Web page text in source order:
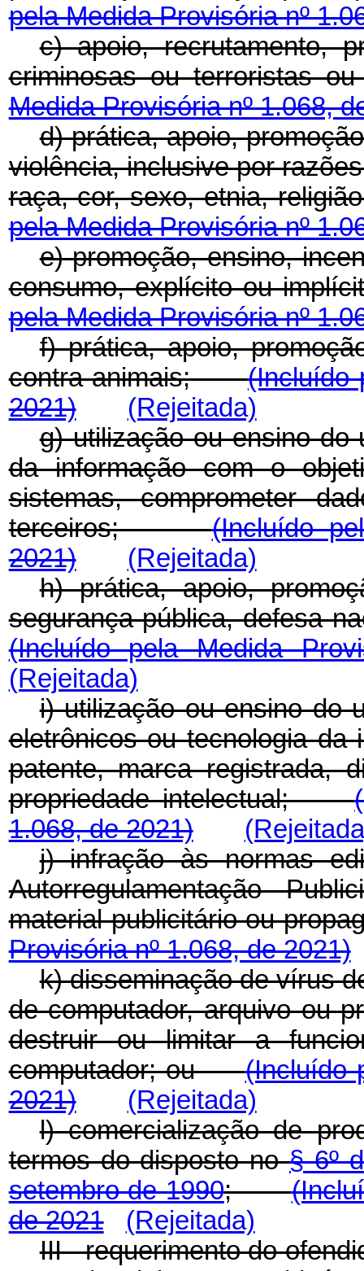
pela Medida Provisória nº
c) apoio, recrutamento,
criminosas ou
Medida Provisória nº 1.068,
d) prática, apoio,
violência, inclusive por
raça, cor, sexo, etnia,
pela Medida Provisória nº
e) promoção, ensino,
consumo, explícito ou
pela Medida Provisória nº
f) prática, apoio,
contra animais;(Incluído
2021)
(Rejeitada)
g) utilização ou ensino do
da informação com o
sistemas, comprometer
terceiros;(Incluído
2021)
(Rejeitada)
h) prática, apoio,
segurança pública, defesa
(Incluído pela Medida
(Rejeitada)
i) utilização ou ensino do
eletrônicos ou tecnologia da
patente, marca registrada,
propriedade intelectual;
1.068, de 2021)
j) infração às normas
Autorregulamentação
material publicitário ou
Provisória nº 1.068, de 2021)
k) disseminação de vírus
de computador, arquivo ou
destruir ou limitar a
computador; ou(Incluído
2021)
(Rejeitada)
l) comercialização de
termos do disposto no§ 6º
setembro de 1990;
de 2021
(Rejeitada)
III - requerimento do